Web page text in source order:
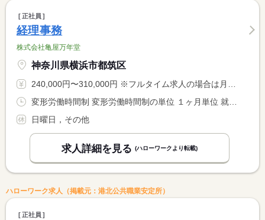
正社員
経理事務
株式会社亀屋万年堂
神奈川県横浜市都筑区
240,000円〜310,000円 ※フルタイム求人の場合は月額（換算額）、パート求人の場合は時間額を表示しています。
日曜日，その他
求人詳細を見る (ハローワークより転載)
ハローワーク求人（掲載元：港北公共職業安定所）
正社員